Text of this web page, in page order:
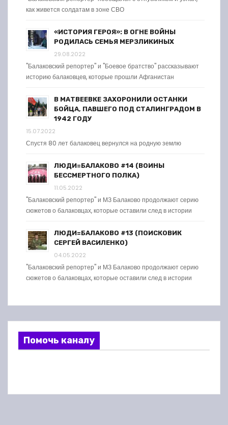
как живется солдатам в зоне СВО
«ИСТОРИЯ ГЕРОЯ»: В ОГНЕ ВОЙНЫ
РОДИЛАСЬ СЕМЬЯ МЕРЗЛИКИНЫХ
29.08.2022
"Балаковский репортер" и "Боевое братство" рассказывают
историю балаковцев, которые прошли Афганистан
В МАТВЕЕВКЕ ЗАХОРОНИЛИ ОСТАНКИ
БОЙЦА, ПАВШЕГО ПОД СТАЛИНГРАДОМ В
1942 ГОДУ
15.07.2022
Спустя 80 лет балаковец вернулся на родную землю
ЛЮДИ=БАЛАКОВО #14 (ВОИНЫ
БЕССМЕРТНОГО ПОЛКА)
11.05.2022
"Балаковский репортер" и МЗ Балаково продолжают серию
сюжетов о балаковцах, которые оставили след в истории
ЛЮДИ=БАЛАКОВО #13 (ПОИСКОВИК
СЕРГЕЙ ВАСИЛЕНКО)
04.05.2022
"Балаковский репортер" и МЗ Балаково продолжают серию
сюжетов о балаковцах, которые оставили след в истории
Помочь каналу